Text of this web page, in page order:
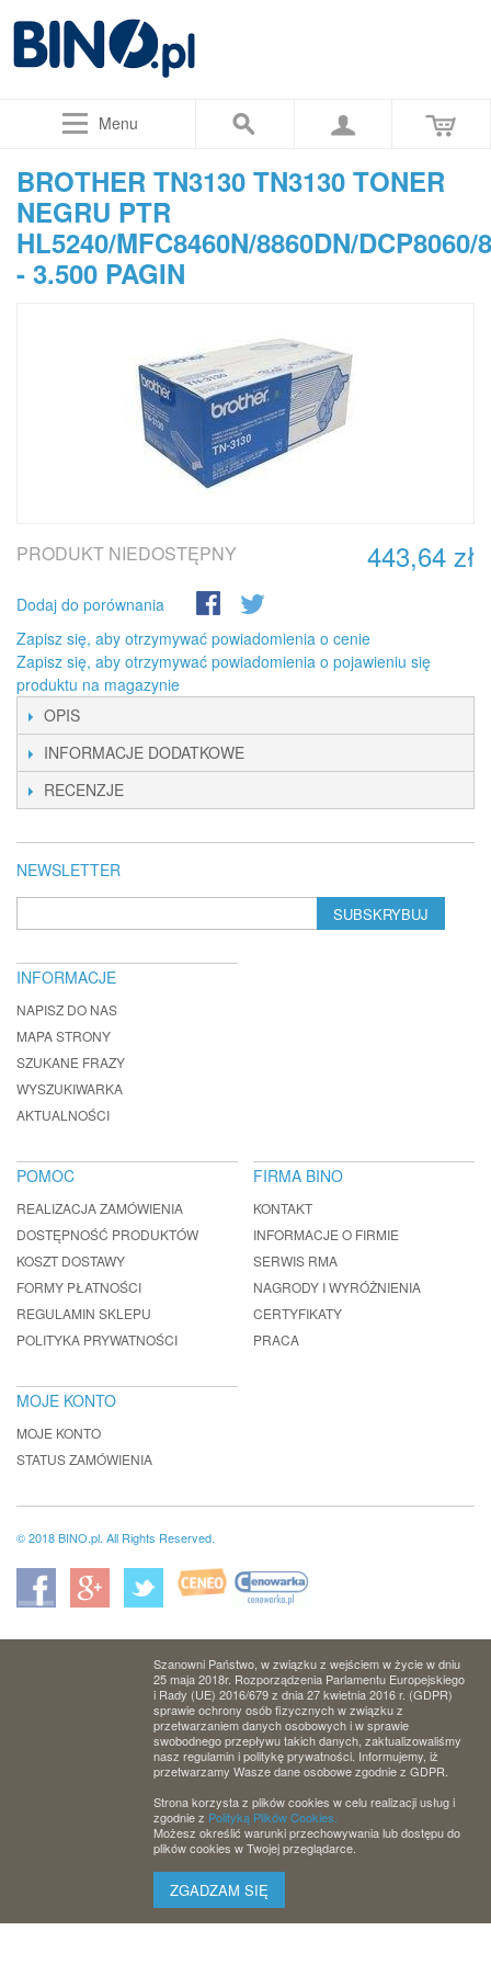
Menu
BROTHER TN3130 TN3130 TONER
NEGRU PTR
HL5240/MFC8460N/8860DN/DCP8060/
- 3.500 PAGIN
443,64 zł
PRODUKT NIEDOSTĘPNY
Dodaj do porównania
Zapisz się, aby otrzymywać powiadomienia o cenie
Zapisz się, aby otrzymywać powiadomienia o pojawieniu się
produktu na magazynie
OPIS
INFORMACJE DODATKOWE
RECENZJE
NEWSLETTER
SUBSKRYBUJ
INFORMACJE
NAPISZ DO NAS
MAPA STRONY
SZUKANE FRAZY
WYSZUKIWARKA
AKTUALNOŚCI
POMOC
REALIZACJA ZAMÓWIENIA
DOSTĘPNOŚĆ PRODUKTÓW
KOSZT DOSTAWY
FORMY PŁATNOŚCI
REGULAMIN SKLEPU
POLITYKA PRYWATNOŚCI
FIRMA BINO
KONTAKT
INFORMACJE O FIRMIE
SERWIS RMA
NAGRODY I WYRÓŻNIENIA
CERTYFIKATY
PRACA
MOJE KONTO
MOJE KONTO
STATUS ZAMÓWIENIA
© 2018 BINO.pl. All Rights Reserved.
Szanowni Państwo, w związku z wejściem w życie w dniu
25 maja 2018r. Rozporządzenia Parlamentu Europejskiego
i Rady (UE) 2016/679 z dnia 27 kwietnia 2016 r. (GDPR)
sprawie ochrony osób fizycznych w związku z
przetwarzaniem danych osobowych i w sprawie
swobodnego przepływu takich danych, zaktualizowaliśmy
nasz regulamin i politykę prywatności. Informujemy, iż
przetwarzamy Wasze dane osobowe zgodnie z GDPR.
Strona korzysta z plików cookies w celu realizacji usług i
zgodnie z Polityką Plików Cookies.
Możesz określić warunki przechowywania lub dostępu do
plików cookies w Twojej przeglądarce.
ZGADZAM SIĘ